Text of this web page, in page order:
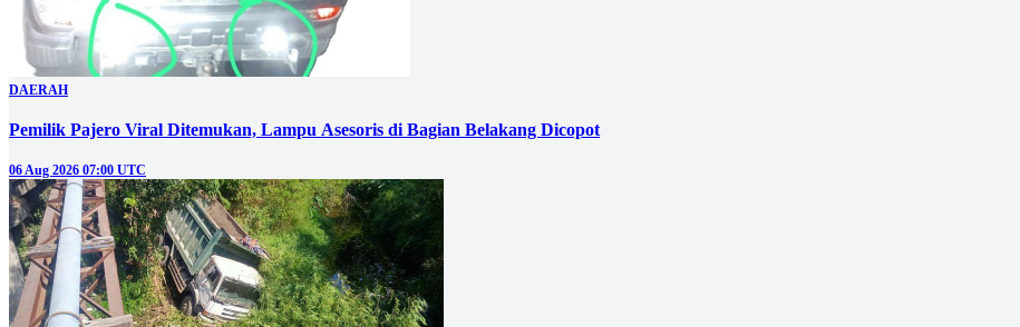
DAERAH
Pemilik Pajero Viral Ditemukan, Lampu Asesoris di Bagian Belakang Dicopot
06 Aug 2026 07:00 UTC